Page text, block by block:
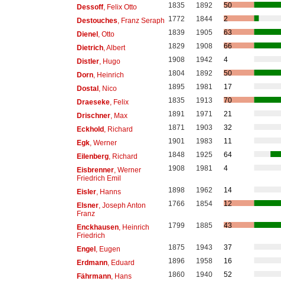
Dessoff, Felix Otto 1835 1892
50
Destouches , Franz Seraph 1772 1844
2
Dienel, Otto 1839 1905
63
Dietrich, Albert 1829 1908
66
Distler, Hugo 1908 1942
4
Dorn, Heinrich 1804 1892
50
Dostal, Nico 1895 1981
17
Draeseke, Felix 1835 1913
70
Drischner, Max 1891 1971
21
Eckhold, Richard 1871 1903
32
Egk, Werner 1901 1983
11
Eilenberg, Richard 1848 1925
64
Eisbrenner, Werner
Friedrich Emil
1908 1981 4
Eisler, Hanns 1898 1962
14
Elsner, Joseph Anton
Franz
1766 1854 12
Enckhausen, Heinrich
Friedrich
1799 1885 43
Engel, Eugen 1875 1943
37
Erdmann, Eduard 1896 1958
16
Fährmann, Hans 1860 1940
52